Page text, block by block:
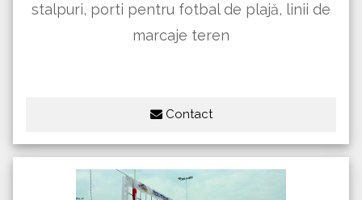
stalpuri, porti pentru fotbal de plajă, linii de
marcaje teren
Contact